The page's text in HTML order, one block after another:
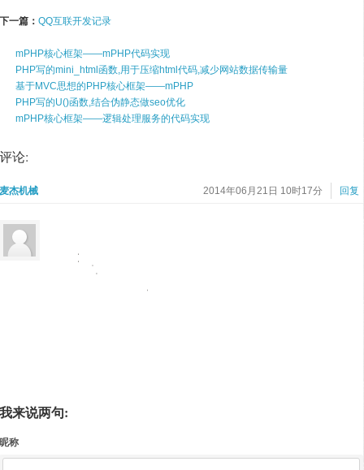
下一篇： QQ互联开发记录
mPHP核心框架——mPHP代码实现
PHP写的mini_html函数,用于压缩html代码,减少网站数据传输量
基于MVC思想的PHP核心框架——mPHP
PHP写的U()函数,结合伪静态做seo优化
mPHP核心框架——逻辑处理服务的代码实现
评论:
麦杰机械 回复
2014年06月21日 10时17分
我来说两句:
昵称